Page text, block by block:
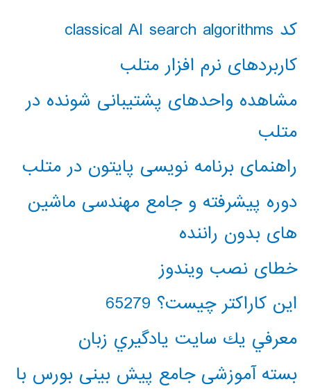
کد classical AI search algorithms
کاربردهای نرم افزار متلب
مشاهده واحدهای پشتیبانی شونده در
متلب
راهنمای برنامه نویسی پایتون در متلب
دوره پیشرفته و جامع مهندسی ماشین
های بدون راننده
خطای نصب ویندوز
این کاراکتر چیست؟ 65279
معرفي يك سايت يادگيري زبان
بسته آموزشی جامع پیش بینی بورس با